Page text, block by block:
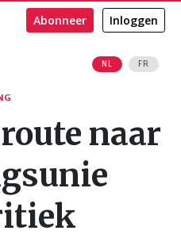
NL FR
Abonneer Inloggen
naar